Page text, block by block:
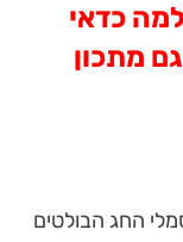
כדאי
מתכון
החג הבולטים